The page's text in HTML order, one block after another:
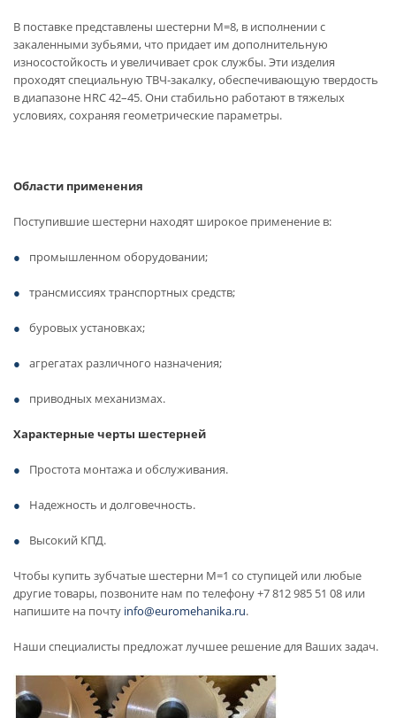
В поставке представлены шестерни M=8, в исполнении с
закаленными зубьями, что придает им дополнительную
износостойкость и увеличивает срок службы. Эти изделия
проходят специальную ТВЧ-закалку, обеспечивающую твердость
в диапазоне HRC 42–45. Они стабильно работают в тяжелых
условиях, сохраняя геометрические параметры.
Области применения
Поступившие шестерни находят широкое применение в:
промышленном оборудовании;
трансмиссиях транспортных средств;
буровых установках;
агрегатах различного назначения;
приводных механизмах.
Характерные черты шестерней
Простота монтажа и обслуживания.
Надежность и долговечность.
Высокий КПД.
Чтобы купить зубчатые шестерни M=1 со ступицей или любые
другие товары, позвоните нам по телефону +7 812 985 51 08 или
напишите на почту info@euromehanika.ru.
Наши специалисты предложат лучшее решение для Ваших задач.